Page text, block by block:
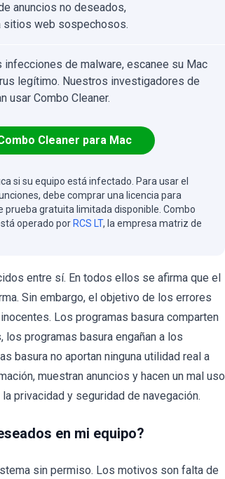
anuncios no deseados,
sitios web sospechosos.
infecciones de malware, escanee su Mac
legítimo. Nuestros investigadores de
usar Combo Cleaner.
Cleaner para Mac
si su equipo está infectado. Para usar el
debe comprar una licencia para
prueba gratuita limitada disponible. Combo
operado por RCS LT, la empresa matriz de
entre sí. En todos ellos se afirma que el
Sin embargo, el objetivo de los errores
Los programas basura comparten
programas basura engañan a los
basura no aportan ninguna utilidad real a
muestran anuncios y hacen un mal uso
privacidad y seguridad de navegación.
en mi equipo?
sin permiso. Los motivos son falta de